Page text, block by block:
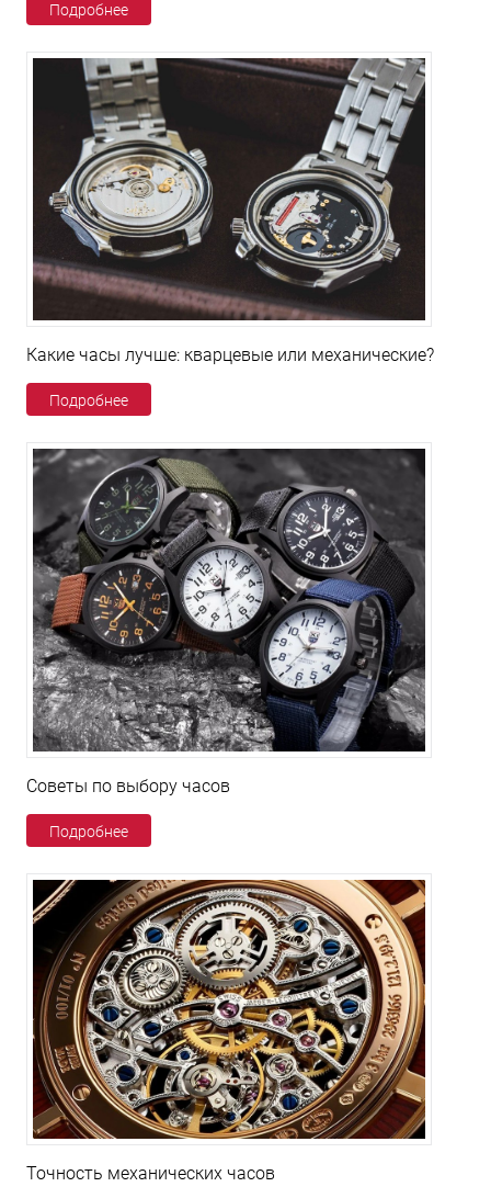
Подробнее
Какие часы лучше: кварцевые или механические?
Подробнее
Советы по выбору часов
Подробнее
Точность механических часов